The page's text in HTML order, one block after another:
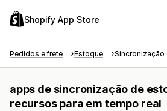
Shopify App Store
Pedidos e frete Estoque Sincronização
apps de sincronização de
recursos para em tempo real